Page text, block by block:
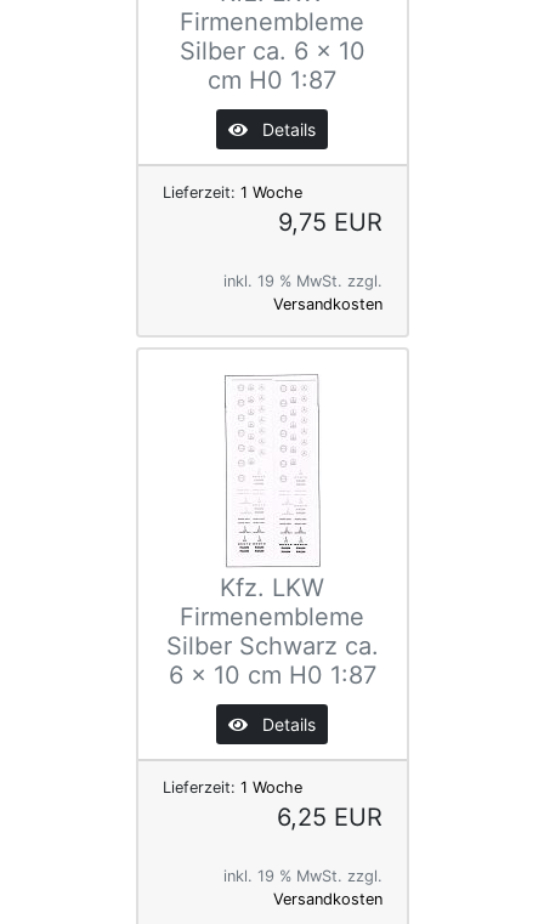
Firmenembleme
Silber ca. 6 x 10
cm H0 1:87
Details
Lieferzeit: 1 Woche
9,75 EUR
inkl. 19 % MwSt. zzgl.
Versandkosten
Kfz. LKW
Firmenembleme
Silber Schwarz ca.
6 x 10 cm H0 1:87
Details
Lieferzeit: 1 Woche
6,25 EUR
inkl. 19 % MwSt. zzgl.
Versandkosten